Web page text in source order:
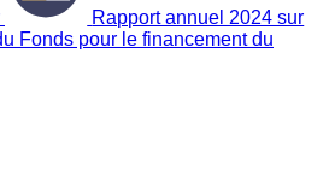
Rapport annuel 2024 sur
Fonds pour le financement du